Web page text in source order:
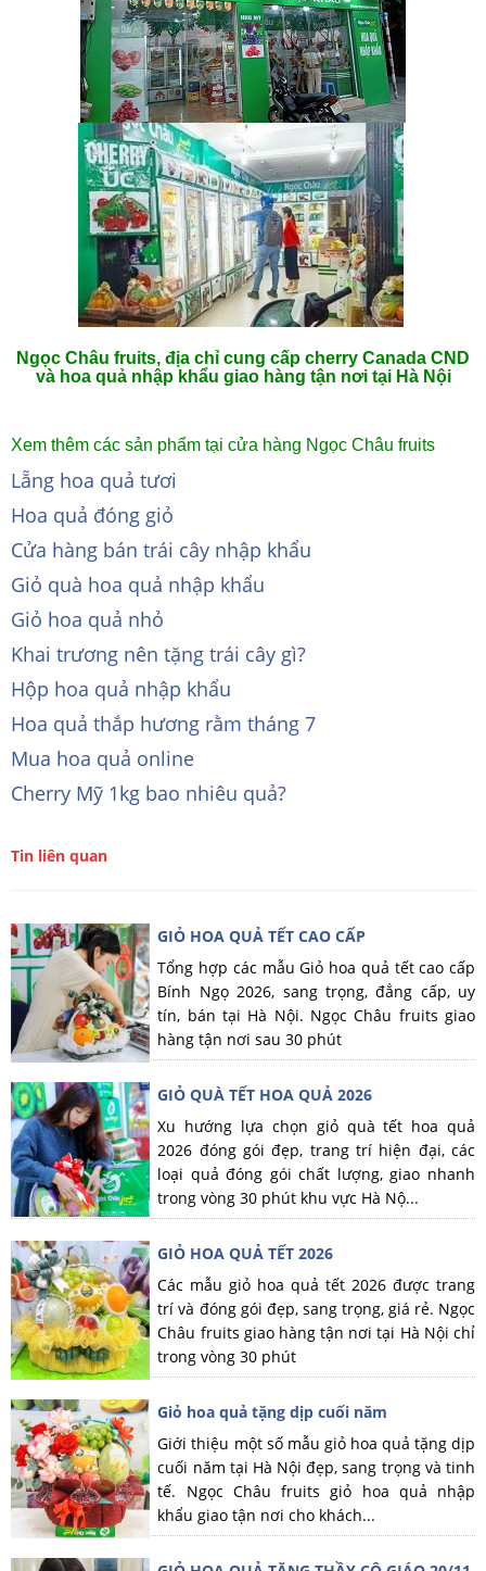
Ngọc Châu fruits, địa chỉ cung cấp cherry Canada CND
và hoa quả nhập khẩu giao hàng tận nơi tại Hà Nội
Xem thêm các sản phẩm tại cửa hàng Ngọc Châu fruits
Lẵng hoa quả tươi
Hoa quả đóng giỏ
Cửa hàng bán trái cây nhập khẩu
Giỏ quà hoa quả nhập khẩu
Giỏ hoa quả nhỏ
Khai trương nên tặng trái cây gì?
Hộp hoa quả nhập khẩu
Hoa quả thắp hương rằm tháng 7
Mua hoa quả online
Cherry Mỹ 1kg bao nhiêu quả?
Tin liên quan
GIỎ HOA QUẢ TẾT CAO CẤP
Tổng hợp các mẫu Giỏ hoa quả tết cao cấp
Bính Ngọ 2026, sang trọng, đẳng cấp, uy
tín, bán tại Hà Nội. Ngọc Châu fruits giao
hàng tận nơi sau 30 phút
GIỎ QUÀ TẾT HOA QUẢ 2026
Xu hướng lựa chọn giỏ quà tết hoa quả
2026 đóng gói đẹp, trang trí hiện đại, các
loại quả đóng gói chất lượng, giao nhanh
trong vòng 30 phút khu vực Hà Nộ...
GIỎ HOA QUẢ TẾT 2026
Các mẫu giỏ hoa quả tết 2026 được trang
trí và đóng gói đẹp, sang trọng, giá rẻ. Ngọc
Châu fruits giao hàng tận nơi tại Hà Nội chỉ
trong vòng 30 phút
Giỏ hoa quả tặng dịp cuối năm
Giới thiệu một số mẫu giỏ hoa quả tặng dịp
cuối năm tại Hà Nội đẹp, sang trọng và tinh
tế. Ngọc Châu fruits giỏ hoa quả nhập
khẩu giao tận nơi cho khách...